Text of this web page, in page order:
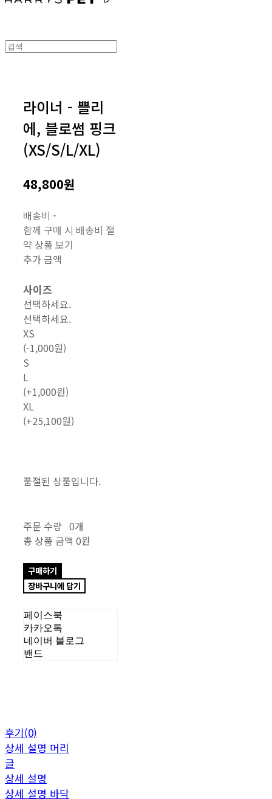
라이너 - 쁠리
에, 블로썸 핑크
(XS/S/L/XL)
48,800원
배송비-
함께 구매 시 배송비 절
약 상품 보기
추가 금액
사이즈
선택하세요.
선택하세요.
XS
(-1,000원)
S
L
(+1,000원)
XL
(+25,100원)
품절된 상품입니다.
주문 수량 0개
총 상품 금액 0원
구매하기
장바구니에 담기
페이스북
카카오톡
네이버 블로그
밴드
후기(0)
상세 설명 머리
글
상세 설명
상세 설명 바닥